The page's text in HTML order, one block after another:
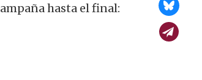
hasta el final: